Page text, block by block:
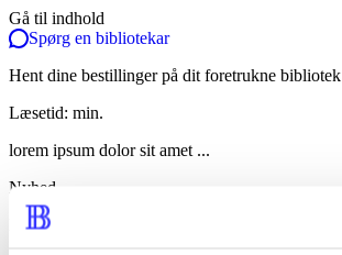
Gå til indhold
Spørg en bibliotekar
Hent dine bestillinger på dit foretrukne bibliotek
Læsetid: min.
lorem ipsum dolor sit amet ...
Nyhed
lorem ipsum dolor sit amet ...